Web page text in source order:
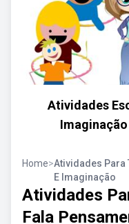
Atividades
Home>Atividades Para
E Imaginação
Atividades
Fala